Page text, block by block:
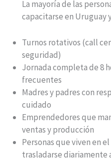
La mayoría de las
capacitarse en Uruguay
Turnos rotativos (call
seguridad)
Jornada completa de 8
frecuentes
Madres y padres con
cuidado
Emprendedores que
ventas y producción
Personas que viven en
trasladarse diariamente